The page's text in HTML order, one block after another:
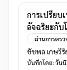
การเปรียบ
อัจฉริยะกับ
ผ่านการตร
ชัชพล เกษวิริ
บันทึกโดย: วัน